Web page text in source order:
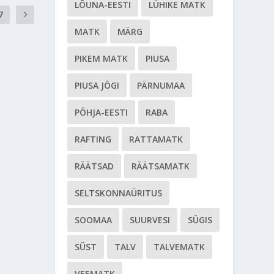
LÕUNA-EESTI LÜHIKE MATK
MATK MÄRG
PIKEM MATK PIUSA
PIUSA JÕGI PÄRNUMAA
PÕHJA-EESTI RABA
RAFTING RATTAMATK
RÄÄTSAD RÄÄTSAMATK
SELTSKONNAÜRITUS
SOOMAA SUURVESI SÜGIS
SÜST TALV TALVEMATK